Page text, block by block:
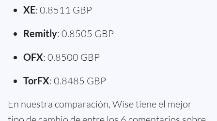
XE: 0.8511 GBP
Remitly: 0.8505 GBP
OFX: 0.8500 GBP
TorFX: 0.8485 GBP
En nuestra comparación, Wise tiene el mejor